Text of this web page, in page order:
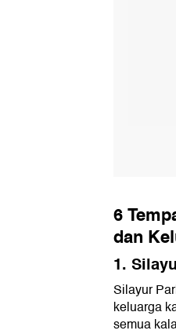
6
dan
1.
Silayur
keluarga
semua